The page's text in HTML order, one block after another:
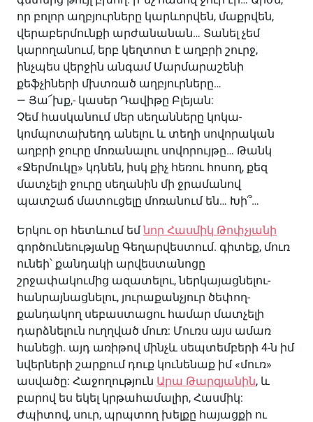
որ բոլոր աղբյուրները կարևորվեն, մաքրվեն,
վերաբերմունքի արժանանան… Տանել չեմ
կարողանում, երբ կեղտոտ է աղբրի շուրջ,
ինչպես վերջին անգամ Մարմարաշենի
քեֆչիների մխտռած աղբյուրները…
— Յա՜խք,- կասեր Դավիթը Բլեյան:
Չեմ հասկանում մեր սեղանները կոկա-
կոմպոտախեղդ անելու և տեղի սովորական
աղբրի ջուրը մոռանալու սովորույթը… Թանկ
«Ջերմուկը» կդնեն, իսկ քիչ հեռու հոսող, քեզ
մատչելի ջուրը սեղանին մի ջրամանով
պատշաճ մատուցելը մոռանում են… Խի՞…
Երկու օր հետևում եմնոր Հասմիկ Թոփչյանի
գործունեությանը Գեղարվեստում. գիտեք, մուռ
ունեի՝ քանդակի արվեստանոցը
շրջափակումից ազատելու, ներկայացնելու-
հանրայնացնելու, յուրաքանչյուր ծեփող-
քանդակող սեբաստացու համար մատչելի
դարձնելուն ուղղված մուռ: Մուռս այս ամառ
հանեցի. այդ առիթով մինչև սեպտեմբերի 4-ն իմ
նվերների շարքում դուք կունենաք իմ «մուռ»
ասվածը: Հաջողություն Արա Թարզյանին, և
բարով ես եկել կրթահամալիր, Հասմիկ:
Ժպիտով, սուր, պրպտող խելքը հայացքի ու